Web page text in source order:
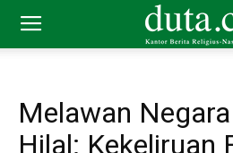
Melawan
Hilal: Kekeliruan